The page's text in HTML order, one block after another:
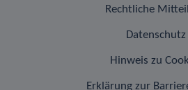
Rechtliche
Datenschutz
Hinweis zu
Erklärung zur